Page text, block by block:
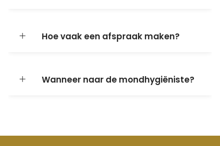
Hoe vaak een afspraak maken?
Wanneer naar de mondhygiëniste?